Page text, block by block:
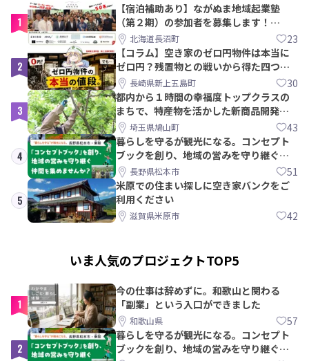
1
【宿泊補助あり】ながぬま地域起業塾
（第２期）の参加者を募集します！
【8/21〆】
北海道長沼町 23
2
【コラム】空き家のゼロ円物件は本当に
ゼロ円？残置物との戦いから得た四つの
教訓｜新上五島町
長崎県新上五島町 30
3
都内から１時間の幸福度トップクラスの
まちで、特産物を活かした新商品開発＆
PRメンバー募集！
埼玉県鳩山町 43
4
暮らしを守るが観光になる。コンセプト
ブックを創り、地域の営みを守り継ぐ仲
間を集めませんか？
長野県松本市 51
5
米原での住まい探しに空き家バンクをご
利用ください
滋賀県米原市 42
いま人気のプロジェクトTOP5
1
今の仕事は辞めずに。和歌山と関わる
「副業」という入口ができました
和歌山県 57
2
暮らしを守るが観光になる。コンセプト
ブックを創り、地域の営みを守り継ぐ仲